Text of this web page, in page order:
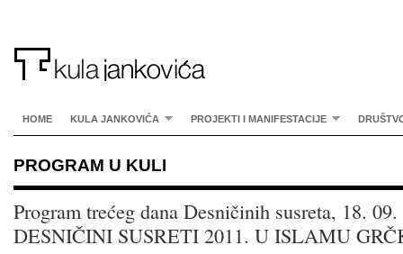
HOME KULA JANKOVIĆA PROJEKTI I MANIFESTACIJE
PROGRAM U KULI
Program trećeg dana Desničinih susreta, 18.
DESNIČINI SUSRETI 2011. U ISLAMU